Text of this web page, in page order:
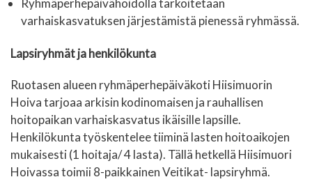
Ryhmäperhepäivähoidolla tarkoitetaan
varhaiskasvatuksen järjestämistä pienessä ryhmässä.
Lapsiryhmät ja henkilökunta
Ruotasen alueen ryhmäperhepäiväkoti Hiisimuorin
Hoiva tarjoaa arkisin kodinomaisen ja rauhallisen
hoitopaikan varhaiskasvatus ikäisille lapsille.
Henkilökunta työskentelee tiiminä lasten hoitoaikojen
mukaisesti (1 hoitaja/ 4 lasta). Tällä hetkellä Hiisimuori
Hoivassa toimii 8-paikkainen Veitikat- lapsiryhmä.